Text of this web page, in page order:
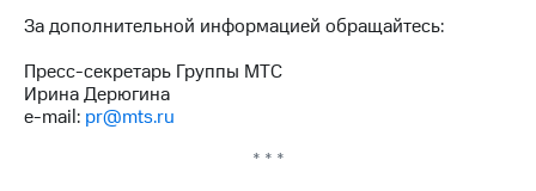
развитие
На главную
За дополнительной информацией обращайтесь:
Пресс-секретарь Группы МТС
Ирина Дерюгина
e-mail: pr@mts.ru
* * *